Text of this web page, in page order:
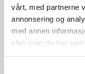
vårt, med partnerne
annonsering og
med annen
eller som de har